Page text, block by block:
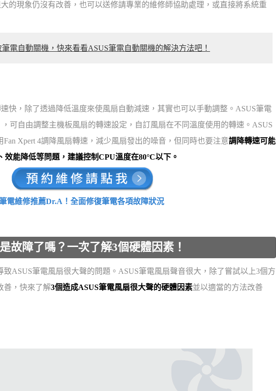
大的現象仍沒有改善，也可以送修請專業的維修師協助處理，或直接將系統重
電自動關機，快來看看ASUS筆電自動關機的解決方法吧！
快，除了透過降低溫度來使風扇自動減速，其實也可以手動調整。ASUS筆電
，可自由調整主機板風扇的轉速設定，自訂風扇在不同溫度使用的轉速。ASUS
Xpert 4調降風扇轉速，減少風扇發出的噪音，但同時也要注意調降轉速可能
能降低等問題，建議控制CPU溫度在80°C以下。
電維修推薦Dr.A！全面修復筆電各項故障狀況
故障了嗎？一次了解3個硬體因素！
致ASUS筆電風扇很大聲的問題。ASUS筆電風扇聲音很大，除了嘗試以上3個方
善，快來了解3個造成ASUS筆電風扇很大聲的硬體因素並以適當的方法改善